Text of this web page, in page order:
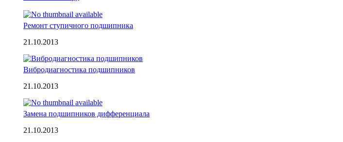
Ремонт ступичного подшипника
21.10.2013
Вибродиагностика подшипников
21.10.2013
Замена подшипников дифференциала
21.10.2013